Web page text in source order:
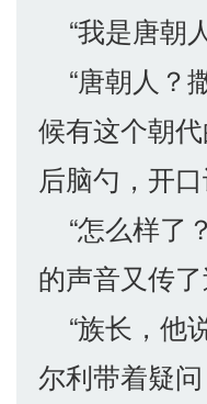
“我是唐朝
“唐朝人？
候有这个朝
后脑勺，开口
“怎么样了
的声音又传了
“族长，他
尔利带着疑问